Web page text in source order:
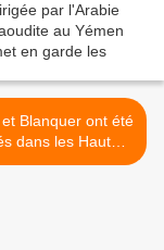
Blanquer ont été
dans les Hautes-
par des "gilets